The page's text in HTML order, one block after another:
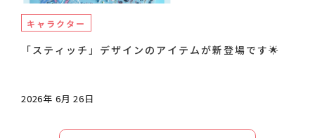
キャラクター
「スティッチ」デザインのアイテムが新登場です🌟
2026年 6月 26日